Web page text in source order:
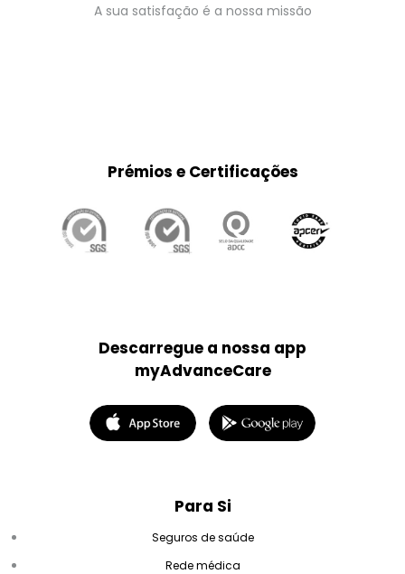
A sua satisfação é a nossa missão
Para Si
Seguros de saúde
Rede médica
Descarregue a nossa app
myAdvanceCare
Prémios e Certificações